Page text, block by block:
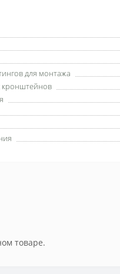
для монтажа
товаре.